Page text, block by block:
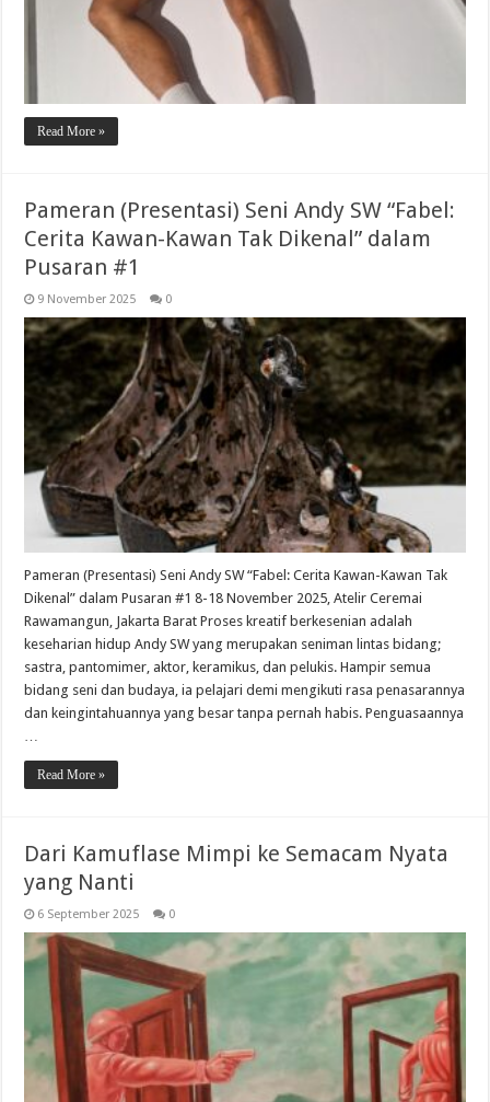
Read More »
Pameran (Presentasi) Seni Andy SW “Fabel:
Cerita Kawan-Kawan Tak Dikenal” dalam
Pusaran #1
9 November 2025 0
Pameran (Presentasi) Seni Andy SW “Fabel: Cerita Kawan-Kawan Tak
Dikenal” dalam Pusaran #1 8-18 November 2025, Atelir Ceremai
Rawamangun, Jakarta Barat Proses kreatif berkesenian adalah
keseharian hidup Andy SW yang merupakan seniman lintas bidang;
sastra, pantomimer, aktor, keramikus, dan pelukis. Hampir semua
bidang seni dan budaya, ia pelajari demi mengikuti rasa penasarannya
dan keingintahuannya yang besar tanpa pernah habis. Penguasaannya
…
Read More »
Dari Kamuflase Mimpi ke Semacam Nyata
yang Nanti
6 September 2025 0